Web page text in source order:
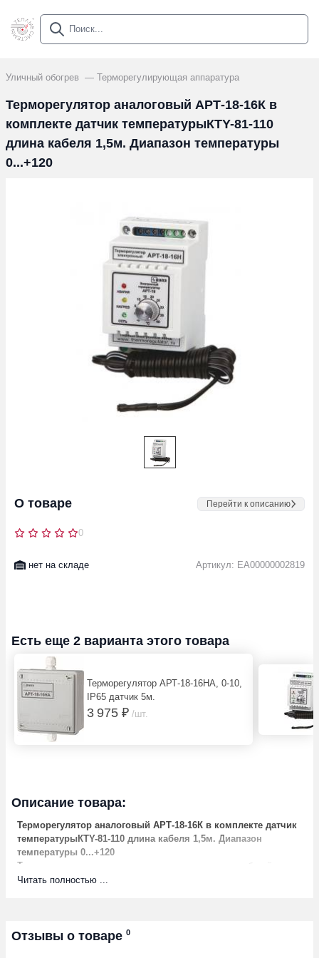
Уличный обогрев Терморегулирующая аппаратура
Терморегулятор аналоговый АРТ-18-16К в
комплекте датчик температурыКTY-81-110
длина кабеля 1,5м. Диапазон температуры
0...+120
О товаре Перейти к описанию
0
нет на складе Артикул: EA00000002819
Есть еще 2 варианта этого товара
Терморегулятор AРТ-18-16HA, 0-10,
IP65 датчик 5м.
3 975 ₽ /шт.
Описание товара:
Терморегулятор аналоговый АРТ-18-16К в комплекте датчик
температурыКTY-81-110 длина кабеля 1,5м. Диапазон
температуры 0...+120
Терморегуляторы предназначены для управления работой
нагревательных приборов, отопительных систем, систем
Регулировка осуществляется ручкой на передней панели.
Читать полностью ...
Отзывы о товаре 0